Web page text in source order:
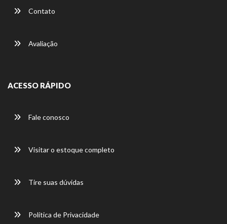
Contato
Avaliação
ACESSO RÁPIDO
Fale conosco
Visitar o estoque completo
Tire suas dúvidas
Política de Privacidade